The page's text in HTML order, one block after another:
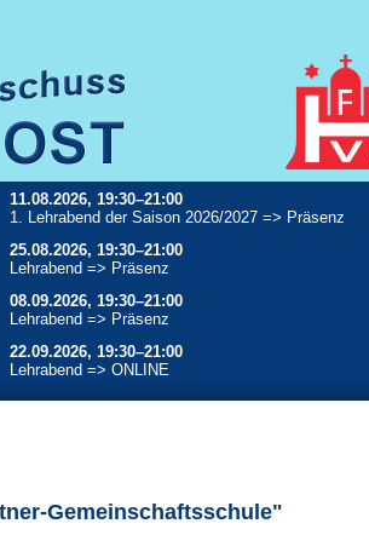
11.08.2026, 19:30–21:00
1. Lehrabend der Saison 2026/2027 => Präsenz
25.08.2026, 19:30–21:00
Lehrabend => Präsenz
08.09.2026, 19:30–21:00
Lehrabend => Präsenz
22.09.2026, 19:30–21:00
Lehrabend => ONLINE
Gemeinschaftsschule"